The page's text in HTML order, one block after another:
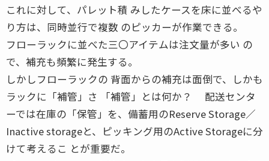
これに対して、パレット積 みしたケースを床に並べるや
り方は、同時並行で複数 のピッカーが作業できる。
フローラックに並べた三〇アイテムは注文量が多い の
で、補充も頻繁に発生する。
しかしフローラックの 背面からの補充は面倒で、しかも
ラックに「補管」さ 「補管」とは何か？ 配送センタ
ーでは在庫の「保管」を、備蓄用のReserve Storage／
Inactive storageと、ピッキング用のActive Storageに分
けて考えるこ とが重要だ。